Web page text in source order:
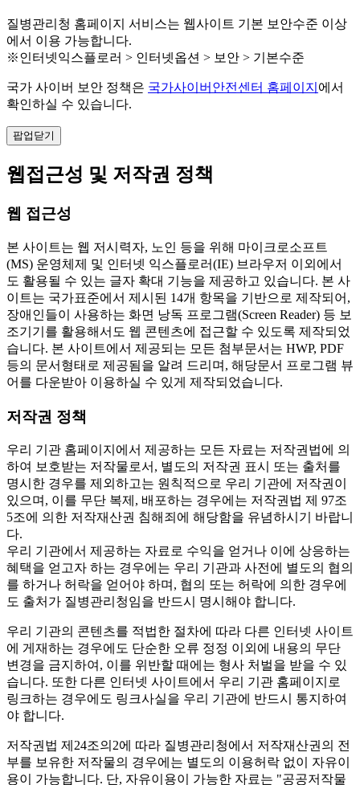
질병관리청 홈페이지 서비스는 웹사이트 기본 보안수준 이상
에서 이용 가능합니다.
※인터넷익스플로러 > 인터넷옵션 > 보안 > 기본수준
국가 사이버 보안 정책은 국가사이버안전센터 홈페이지 에서
확인하실 수 있습니다.
팝업닫기
웹접근성 및 저작권 정책
웹 접근성
본 사이트는 웹 저시력자, 노인 등을 위해 마이크로소프트
(MS) 운영체제 및 인터넷 익스플로러(IE) 브라우저 이외에서
도 활용될 수 있는 글자 확대 기능을 제공하고 있습니다. 본 사
이트는 국가표준에서 제시된 14개 항목을 기반으로 제작되어,
장애인들이 사용하는 화면 낭독 프로그램(Screen Reader) 등 보
조기기를 활용해서도 웹 콘텐츠에 접근할 수 있도록 제작되었
습니다. 본 사이트에서 제공되는 모든 첨부문서는 HWP, PDF
등의 문서형태로 제공됨을 알려 드리며, 해당문서 프로그램 뷰
어를 다운받아 이용하실 수 있게 제작되었습니다.
저작권 정책
우리 기관 홈페이지에서 제공하는 모든 자료는 저작권법에 의
하여 보호받는 저작물로서, 별도의 저작권 표시 또는 출처를
명시한 경우를 제외하고는 원칙적으로 우리 기관에 저작권이
있으며, 이를 무단 복제, 배포하는 경우에는 저작권법 제 97조
5조에 의한 저작재산권 침해죄에 해당함을 유념하시기 바랍니
다.
우리 기관에서 제공하는 자료로 수익을 얻거나 이에 상응하는
혜택을 얻고자 하는 경우에는 우리 기관과 사전에 별도의 협의
를 하거나 허락을 얻어야 하며, 협의 또는 허락에 의한 경우에
도 출처가 질병관리청임을 반드시 명시해야 합니다.
우리 기관의 콘텐츠를 적법한 절차에 따라 다른 인터넷 사이트
에 게재하는 경우에도 단순한 오류 정정 이외에 내용의 무단
변경을 금지하여, 이를 위반할 때에는 형사 처벌을 받을 수 있
습니다. 또한 다른 인터넷 사이트에서 우리 기관 홈페이지로
링크하는 경우에도 링크사실을 우리 기관에 반드시 통지하여
야 합니다.
저작권법 제24조의2에 따라 질병관리청에서 저작재산권의 전
부를 보유한 저작물의 경우에는 별도의 이용허락 없이 자유이
용이 가능합니다. 단, 자유이용이 가능한 자료는 "공공저작물